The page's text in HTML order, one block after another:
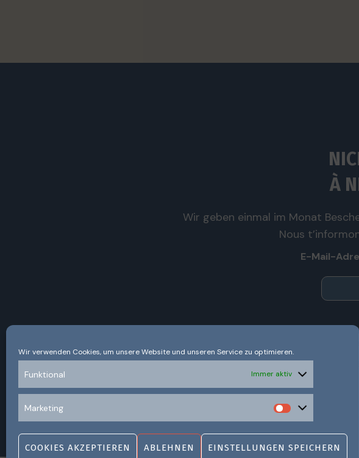
Wir verwenden Cookies, um unsere Website und unseren Service zu optimieren.
Funktional Immer aktiv
Marketing
COOKIES AKZEPTIEREN ABLEHNEN EINSTELLUNGEN SPEICHERN
À
Wir geben einmal im Monat
Nous
E-Mail-
Wir senden
Erfahre
Ich habe die